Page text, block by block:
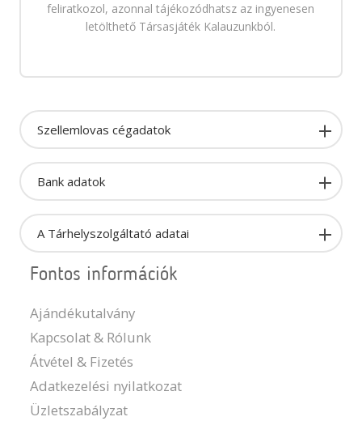
feliratkozol, azonnal tájékozódhatsz az ingyenesen
letölthető Társasjáték Kalauzunkból.
Szellemlovas cégadatok
Bank adatok
A Tárhelyszolgáltató adatai
Fontos információk
Ajándékutalvány
Kapcsolat & Rólunk
Átvétel & Fizetés
Adatkezelési nyilatkozat
Üzletszabályzat